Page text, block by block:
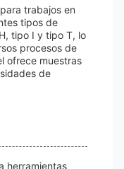
trabajos en
tipos de
tipo I y tipo T, lo
procesos de
ofrece muestras
de
herramientas